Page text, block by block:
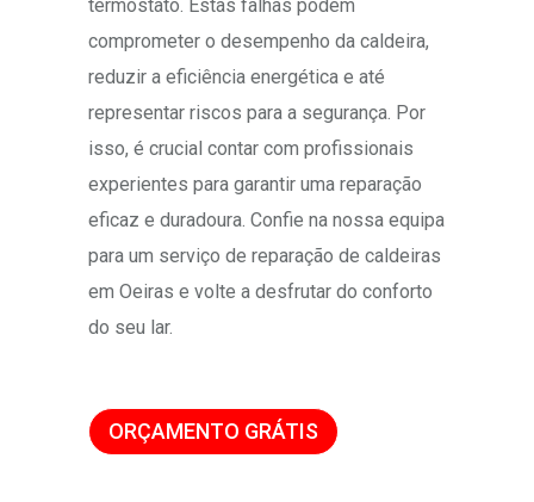
termóstato. Estas falhas podem
comprometer o desempenho da caldeira,
reduzir a eficiência energética e até
representar riscos para a segurança. Por
isso, é crucial contar com profissionais
experientes para garantir uma reparação
eficaz e duradoura. Confie na nossa equipa
para um serviço de reparação de caldeiras
em Oeiras e volte a desfrutar do conforto
do seu lar.
ORÇAMENTO GRÁTIS